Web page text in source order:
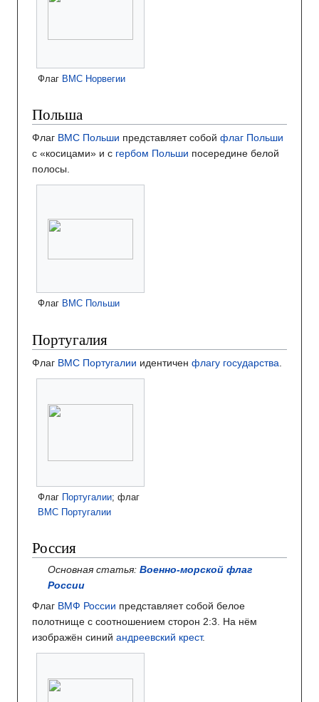
Флаг ВМС Норвегии
Польша
Флаг ВМС Польши представляет собой флаг Польши
с «косицами» и с гербом Польши посередине белой
полосы.
Флаг ВМС Польши
Португалия
Флаг ВМС Португалии идентичен флагу государства
Флаг Португалии; флаг
ВМС Португалии
Россия
Основная статья:Военно-морской флаг
России
Флаг ВМФ России представляет собой белое
полотнище с соотношением сторон 2:3. На нём
изображён синий андреевский крест.